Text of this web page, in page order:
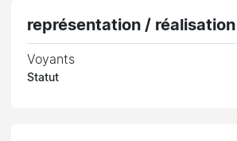
représentation / réalisation
Voyants
Statut